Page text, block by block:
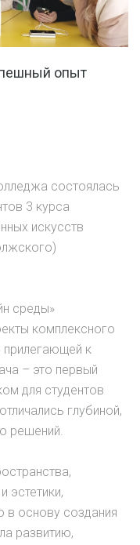
опыт
состоялась
3 курса
искусств
среды»
комплексного
прилегающей к
– это первый
для студентов
глубиной,
решений.
эстетики,
в основу создания
развитию,